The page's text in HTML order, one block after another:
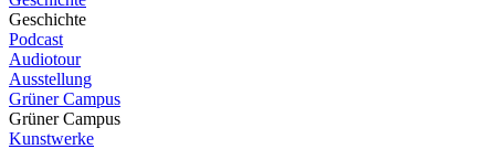
Geschichte
Podcast
Audiotour
Ausstellung
Grüner Campus
Grüner Campus
Kunstwerke